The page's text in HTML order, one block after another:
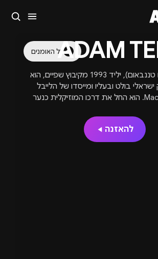
כל האומניםADAM
אדם טן (אדם טננבאום), יליד 1993 מקיבוץ שפיים, הוא
ישראלי בולט ובעליו ומייסדו של הלייבל
Maccabi House. הוא החל את דרכו המוזיקלית כנער
ישראלית ייחודית. אדם מופיע במועדונים
ההאוס המקומית עם הפקות חדשניות
להאזנה
סגור
🔥בקרוב
עיר, תאריך או שם חג.